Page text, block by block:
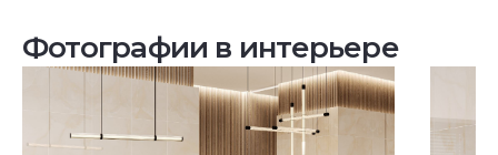
Фотографии в интерьере